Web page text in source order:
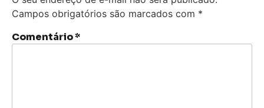
Campos obrigatórios são marcados com *
Comentário*